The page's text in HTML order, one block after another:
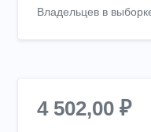
Владельцев в
4 502,00 ₽